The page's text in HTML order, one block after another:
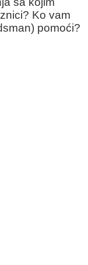
Ko vam
pomoći?